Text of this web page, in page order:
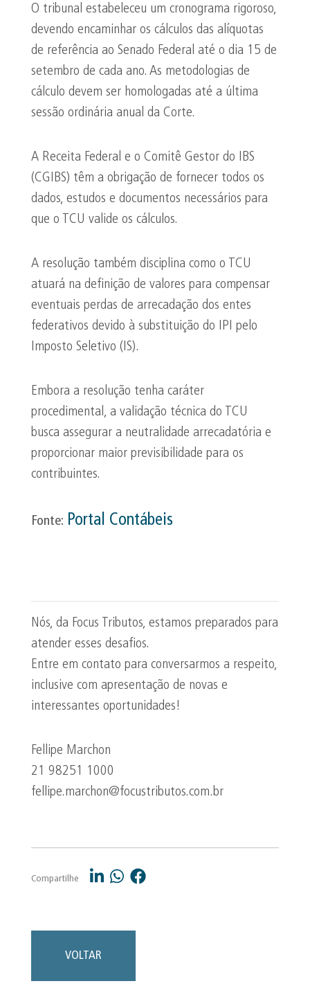
VOLTAR
O tribunal estabeleceu um cronograma rigoroso,
devendo encaminhar os cálculos das alíquotas
de referência ao Senado Federal até o dia 15 de
setembro de cada ano. As metodologias de
cálculo devem ser homologadas até a última
sessão ordinária anual da Corte.
A Receita Federal e o Comitê Gestor do IBS
(CGIBS) têm a obrigação de fornecer todos os
dados, estudos e documentos necessários para
que o TCU valide os cálculos.
A resolução também disciplina como o TCU
atuará na definição de valores para compensar
eventuais perdas de arrecadação dos entes
federativos devido à substituição do IPI pelo
Imposto Seletivo (IS).
Embora a resolução tenha caráter
procedimental, a validação técnica do TCU
busca assegurar a neutralidade arrecadatória e
proporcionar maior previsibilidade para os
contribuintes.
Fonte: Portal Contábeis
Nós, da Focus Tributos, estamos preparados para
atender esses desafios.
Entre em contato para conversarmos a respeito,
inclusive com apresentação de novas e
interessantes oportunidades!
Fellipe Marchon
21 98251 1000
fellipe.marchon@focustributos.com.br
Compartilhe